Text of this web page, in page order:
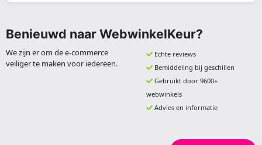
Benieuwd naar WebwinkelKeur?
We zijn er om de e-commerce
veiliger te maken voor iedereen.
Echte reviews
Bemiddeling bij geschillen
Gebruikt door 9600+
webwinkels
Advies en informatie